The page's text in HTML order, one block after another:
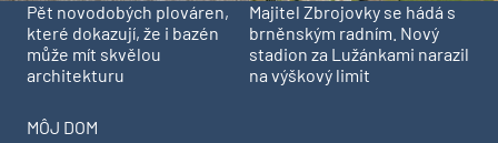
Pět novodobých plováren,
které dokazují, že i bazén
může mít skvělou
architekturu
Majitel Zbrojovky se hádá s
brněnským radním. Nový
stadion za Lužánkami narazil
na výškový limit
MÔJ DOM